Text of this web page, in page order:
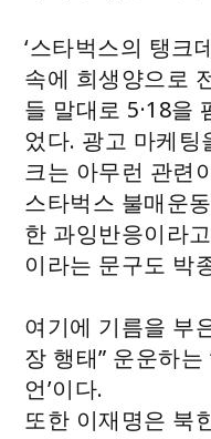
‘스타벅스의 탱크
속에 희생양으로
들 말대로 5·18을
었다. 광고 마케팅
크는 아무런 관련
스타벅스 불매운
한 과잉반응이라
이라는 문구도 박
여기에 기름을 부
장 행태” 운운하
언’이다.
또한 이재명은 북